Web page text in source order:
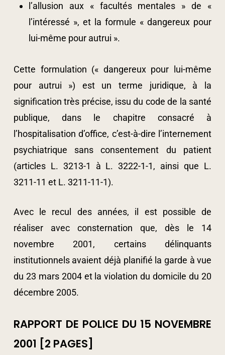
l’allusion aux « facultés mentales » de «
l’intéressé », et la formule « dangereux pour
lui-même pour autrui ».
Cette formulation (« dangereux pour lui-même
pour autrui ») est un terme juridique, à la
signification très précise, issu du code de la santé
publique, dans le chapitre consacré à
l’hospitalisation d’office, c’est-à-dire l’internement
psychiatrique sans consentement du patient
(articles L. 3213-1 à L. 3222-1-1, ainsi que L.
3211-11 et L. 3211-11-1).
Avec le recul des années, il est possible de
réaliser avec consternation que, dès le 14
novembre 2001, certains délinquants
institutionnels avaient déjà planifié la garde à vue
du 23 mars 2004 et la violation du domicile du 20
décembre 2005.
RAPPORT DE POLICE DU 15 NOVEMBRE
2001 [2 PAGES]